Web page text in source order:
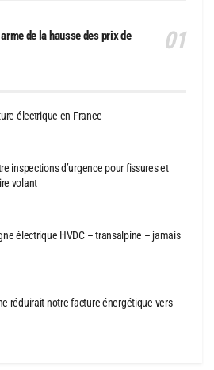
de la hausse des prix de
électrique en France
inspections d’urgence pour fissures et
volant
électrique HVDC – transalpine – jamais
réduirait notre facture énergétique vers